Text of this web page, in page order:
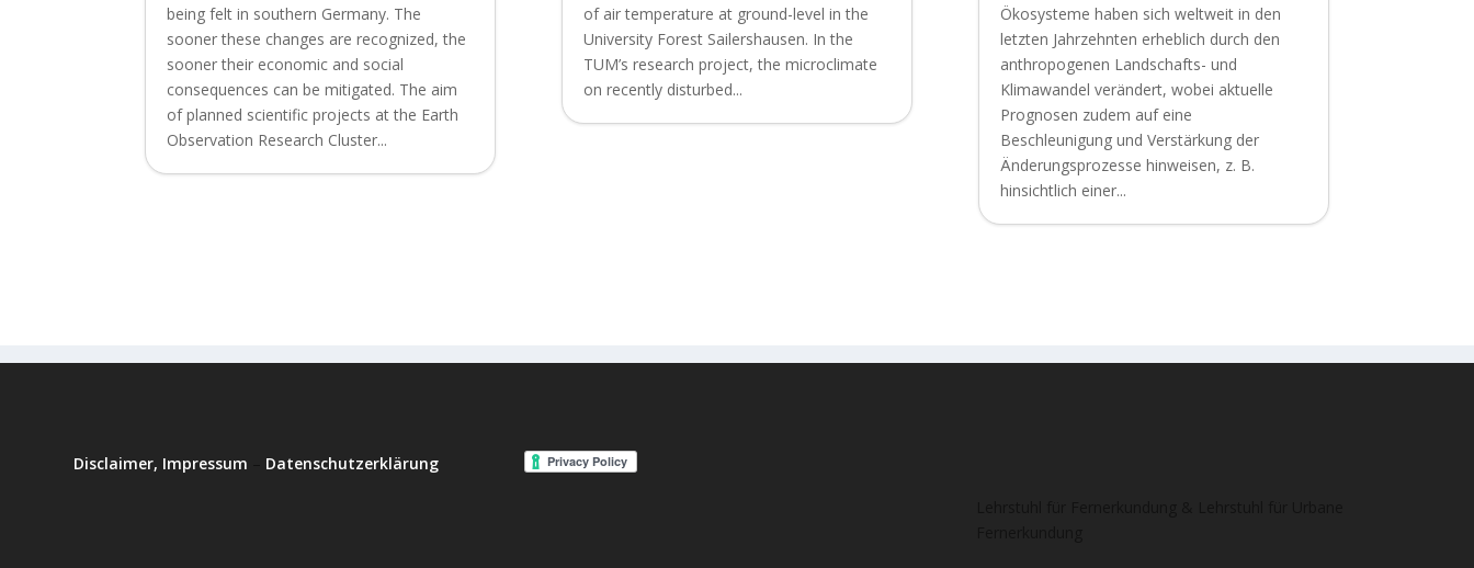
being felt in southern Germany. The
sooner these changes are recognized, the
sooner their economic and social
consequences can be mitigated. The aim
of planned scientific projects at the Earth
Observation Research Cluster...
of air temperature at ground-level in the
University Forest Sailershausen. In the
TUM’s research project, the microclimate
on recently disturbed...
Ökosysteme haben sich weltweit in den
letzten Jahrzehnten erheblich durch den
anthropogenen Landschafts- und
Klimawandel verändert, wobei aktuelle
Prognosen zudem auf eine
Beschleunigung und Verstärkung der
Änderungsprozesse hinweisen, z. B.
hinsichtlich einer...
Disclaimer, Impressum Datenschutzerklärung